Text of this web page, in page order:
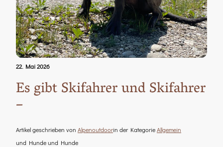
22. Mai 2026
Es gibt Skifahrer und Skifahrer
–
Artikel geschrieben von Alpenoutdoorin der KategorieAllgemein
und Hunde und Hunde